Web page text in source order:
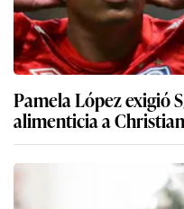
Pamela López exigió
alimenticia a